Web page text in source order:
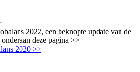
2022, een beknopte update van de
deze pagina >>
2020 >>